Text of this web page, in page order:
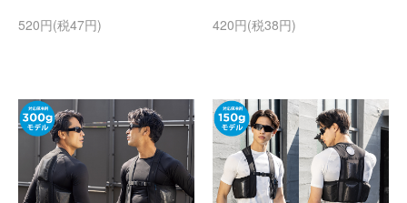
520円(税47円)
420円(税38円)